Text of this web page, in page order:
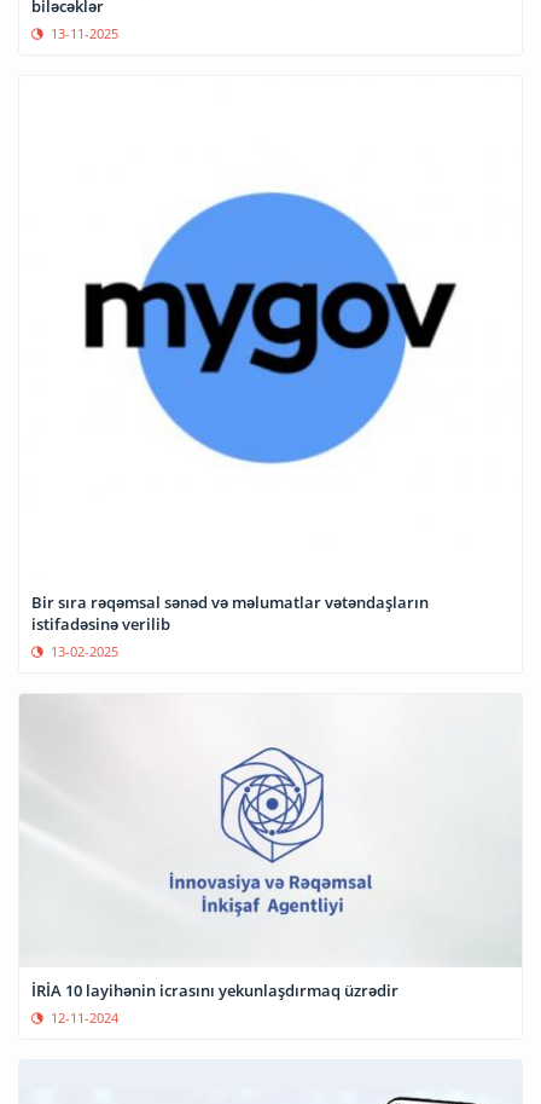
biləcəklər
13-11-2025
Bir sıra rəqəmsal sənəd və məlumatlar vətəndaşların
istifadəsinə verilib
13-02-2025
İRİA 10 layihənin icrasını yekunlaşdırmaq üzrədir
12-11-2024